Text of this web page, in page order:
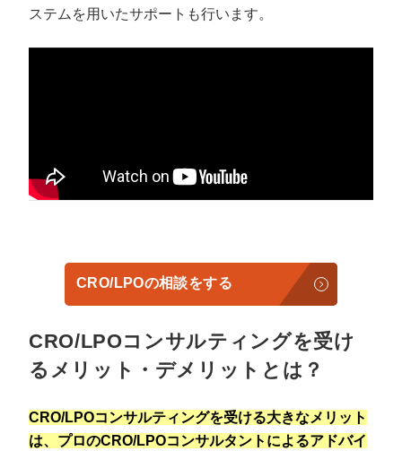
ステムを用いたサポートも行います。
CRO/LPOの相談をする
CRO/LPOコンサルティングを受け
るメリット・デメリットとは？
CRO/LPOコンサルティングを受ける大きなメリット
は、プロのCRO/LPOコンサルタントによるアドバイ